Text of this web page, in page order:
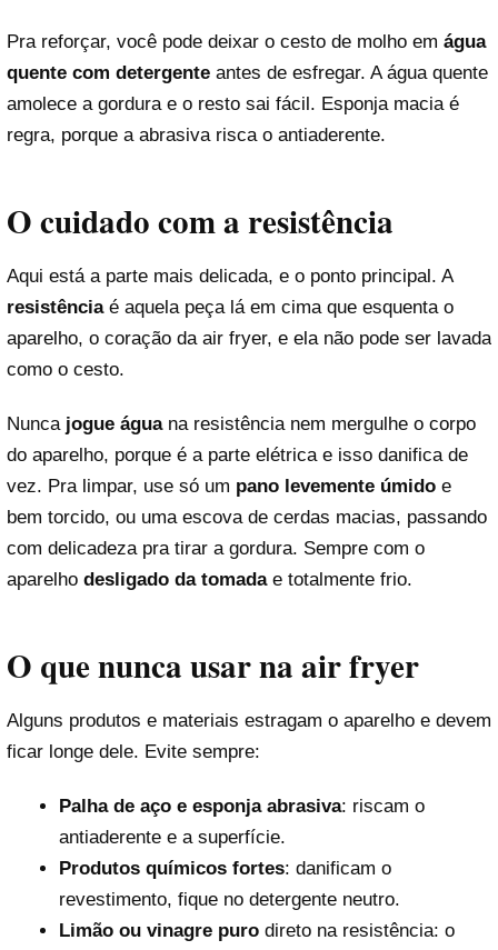
Pra reforçar, você pode deixar o cesto de molho em água
quente com detergente antes de esfregar. A água quente
amolece a gordura e o resto sai fácil. Esponja macia é
regra, porque a abrasiva risca o antiaderente.
O cuidado com a resistência
Aqui está a parte mais delicada, e o ponto principal. A
resistênciaé aquela peça lá em cima que esquenta o
aparelho, o coração da air fryer, e ela não pode ser lavada
como o cesto.
Nunca jogue águana resistência nem mergulhe o corpo
do aparelho, porque é a parte elétrica e isso danifica de
vez. Pra limpar, use só um pano levemente úmido e
bem torcido, ou uma escova de cerdas macias, passando
com delicadeza pra tirar a gordura. Sempre com o
aparelho desligado da tomadae totalmente frio.
O que nunca usar na air fryer
Alguns produtos e materiais estragam o aparelho e devem
ficar longe dele. Evite sempre:
Palha de aço e esponja abrasiva: riscam o
antiaderente e a superfície.
Produtos químicos fortes: danificam o
revestimento, fique no detergente neutro.
Limão ou vinagre purodireto na resistência: o